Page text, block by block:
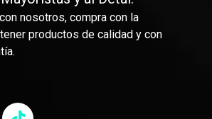
nosotros, compra con la
productos de calidad y con